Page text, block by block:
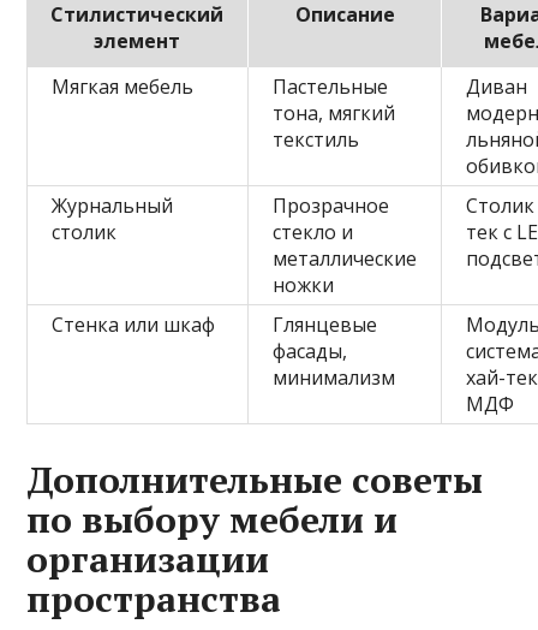
Стилистический
элемент
Описание
Мягкая мебель
Пастельные
тона, мягкий
текстиль
Диван
Журнальный
столик
Прозрачное
стекло и
металлические
ножки
тек с
Стенка или шкаф
Глянцевые
фасады,
минимализм
хай-
МДФ
Дополнительные советы
по выбору мебели и
организации
пространства